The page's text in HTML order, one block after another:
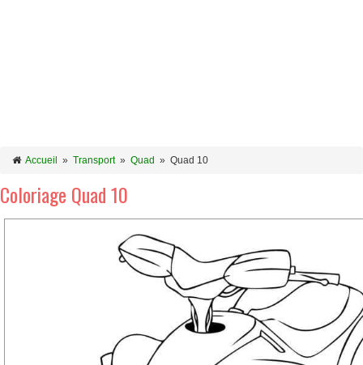
Accueil » Transport» Quad » Quad 10
Coloriage Quad 10